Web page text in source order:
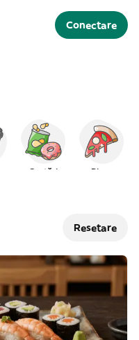
Conectare
Gustări Pizza
Resetare